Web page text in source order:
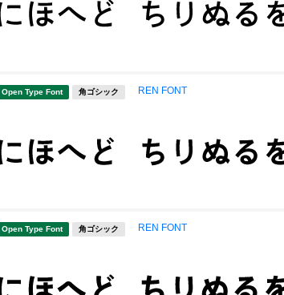
Open Type Font 角ゴシック REN FONT
Open Type Font 角ゴシック REN FONT